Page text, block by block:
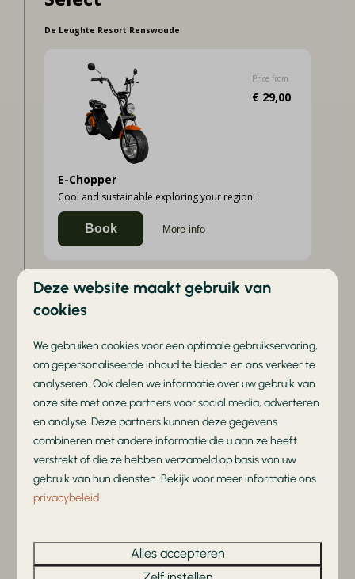
Deze website maakt gebruik van
cookies
We gebruiken cookies voor een optimale gebruikservaring,
om gepersonaliseerde inhoud te bieden en ons verkeer te
analyseren. Ook delen we informatie over uw gebruik van
onze site met onze partners voor social media, adverteren
en analyse. Deze partners kunnen deze gegevens
combineren met andere informatie die u aan ze heeft
verstrekt of die ze hebben verzameld op basis van uw
gebruik van hun diensten. Bekijk voor meer informatie ons
privacybeleid.
Alles accepteren